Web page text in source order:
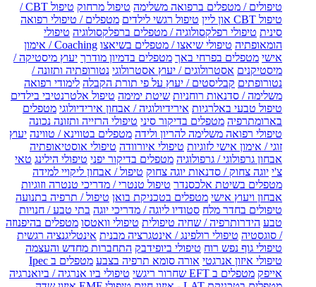
טיפולים / מטפלים ברפואה משלימה טיפול מרחוק
טיפול CBT /
טיפול CBT און ליין
טיפול רגשי לילדים מטפלים / טיפולי רפואה
סינית טיפולי רפלקסולוגיה / מטפלים ברפלקסולוגיה טיפולי
הומאופתיה טיפולי שיאצו / מטפלים בשיאצו
Coaching / אימון
אישי מטפלים בפרחי באך מטפלים בדמיון מודרך יעוץ מיסטיקה /
מיסטיקנים אסטרולוגים / יעוץ אסטרולוגי נטורופתיה ותזונה /
נטורופתים קבליסטים / יעוץ על פי תורת הקבלה לימודי רפואה
משלימה / סדנאות רוחניות שיטת ימימה טיפול אלטרנטיבי בילדים
טיפול טבעי באלרגיות אירידיולוגיה / אבחון אירידיולוגי מטפלים
בארומתרפיה מטפלים בדיקור סיני טיפולי הרזייה ותזונה נכונה
טיפולי רפואה משלימה להריון ולידה מטפלים בטווינא / טווינה יעוץ
זוגי / אימון אישי לזוגיות טיפולי איורוודה טיפולי אוסטיאופתיה
אבחון גרפולוגי / גרפולוגיה מטפלים בדיקור יפני טיפולי הילינג טאי
צ'י יוגה צחוק / סדנאות יוגה צחוק טיפול / אבחון ליקויי למידה
מטפלים בשיטת אלכסנדר טיפול טנטרי / מדריכי טנטרה וזוגיות
אבחון ויעוץ אישי מטפלים בטכניקת בואן טיפול / תרפיה בתנועה
טיפולים בחדר מלח סטודיו ליוגה / מדריכי יוגה בתי טבע / חנויות
טבע הידרותרפיה / שחיה טיפולית טיפולי וואטסו מטפלים בהיפנוזה
/ סוגסטיה טיפולי רולפינג / אינטגרציה מבנית אינטליגנציה רגשית
טיפולי גוף נפש רוח טיפולי ביופידבק התחברות מחדש והעצמה
טיפולי איזון אנרגטי אורה סומא תרפיה בצבע
מטפלים ב Ipec
אייפק מטפלים ב EFT שחרור ריגשי
טיפולי ביו אנרגיה / ביואנרגיה